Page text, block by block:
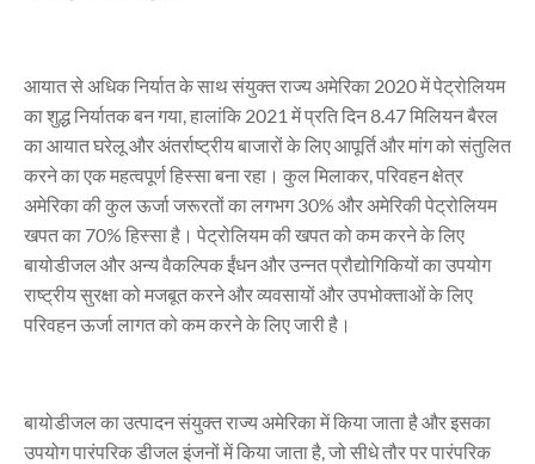
आयात से अधिक निर्यात के साथ संयुक्त राज्य अमेरिका 2020 में पेट्रोलियम
का शुद्ध निर्यातक बन गया, हालांकि 2021 में प्रति दिन 8.47 मिलियन बैरल
का आयात घरेलू और अंतर्राष्ट्रीय बाजारों के लिए आपूर्ति और मांग को संतुलित
करने का एक महत्वपूर्ण हिस्सा बना रहा। कुल मिलाकर, परिवहन क्षेत्र
अमेरिका की कुल ऊर्जा जरूरतों का लगभग 30% और अमेरिकी पेट्रोलियम
खपत का 70% हिस्सा है। पेट्रोलियम की खपत को कम करने के लिए
बायोडीजल और अन्य वैकल्पिक ईंधन और उन्नत प्रौद्योगिकियों का उपयोग
राष्ट्रीय सुरक्षा को मजबूत करने और व्यवसायों और उपभोक्ताओं के लिए
परिवहन ऊर्जा लागत को कम करने के लिए जारी है।
बायोडीजल का उत्पादन संयुक्त राज्य अमेरिका में किया जाता है और इसका
उपयोग पारंपरिक डीजल इंजनों में किया जाता है, जो सीधे तौर पर पारंपरिक